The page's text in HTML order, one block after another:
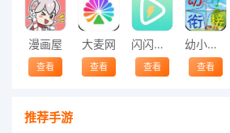
漫画屋
查看
大麦网
查看
闪闪电影院
查看
幼小衔接
查看
推荐手游